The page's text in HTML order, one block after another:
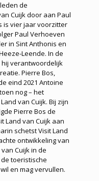
de
Cuijk door aan Paul
is vier jaar voorzitter
Paul Verhoeven
in Sint Anthonis en
Leende. In de
verantwoordelijk
Pierre Bos,
eind 2021 Antoine
nog – het
van Cuijk. Bij zijn
Pierre Bos de
Land van Cuijk aan
schetst Visit Land
ontwikkeling van
Cuijk in de
toeristische
en mag vervullen.